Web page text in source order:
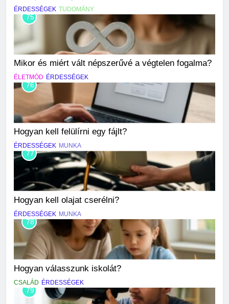
ÉRDESSÉGEK TUDOMÁNY
75
Mikor és miért vált népszerűvé a végtelen fogalma?
ÉLETMÓD ÉRDESSÉGEK
76
Hogyan kell felülírni egy fájlt?
ÉRDESSÉGEK MUNKA
77
Hogyan kell olajat cserélni?
ÉRDESSÉGEK MUNKA
78
Hogyan válasszunk iskolát?
CSALÁD ÉRDESSÉGEK
79